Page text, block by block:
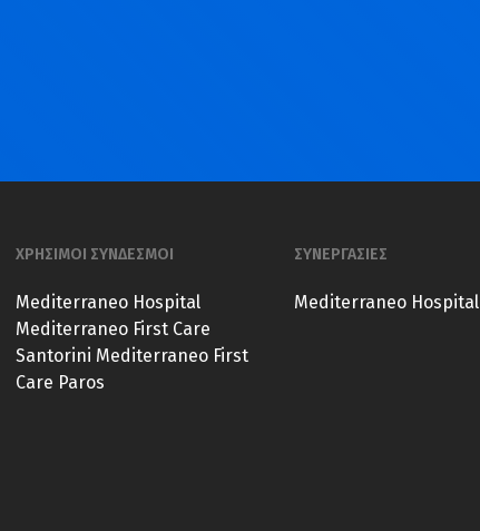
ΧΡΗΣΙΜΟΙ ΣΥΝΔΕΣΜΟΙ
Mediterraneo Hospital
Mediterraneo First Care
Santorini Mediterraneo First
Care Paros
ΣΥΝΕΡΓΑΣΙΕΣ
Mediterraneo Hospital